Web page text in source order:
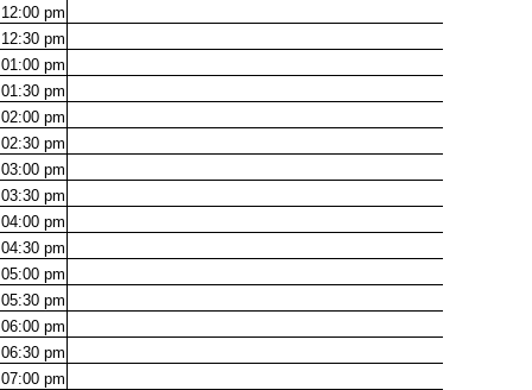
12:00 pm
12:30 pm
01:00 pm
01:30 pm
02:00 pm
02:30 pm
03:00 pm
03:30 pm
04:00 pm
04:30 pm
05:00 pm
05:30 pm
06:00 pm
06:30 pm
07:00 pm